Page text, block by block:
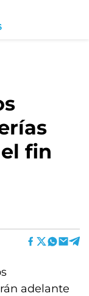
fin
adelante